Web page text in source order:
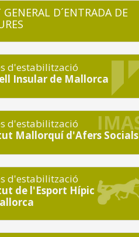
D´ENTRADA DE
d'estabilització
Insular de Mallorca
d'estabilització
Mallorquí d'Afers Socials
d'estabilització
de l'Esport Hípic